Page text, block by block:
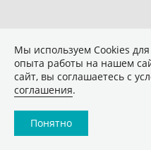
Мы используем Сookies
опыта работы на нашем
сайт, вы соглашаетесь с
соглашения.
Понятно